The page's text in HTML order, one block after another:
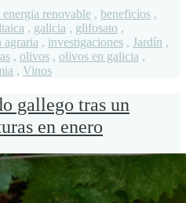
renovable , beneficios ,
, galicia , glifosato ,
agraria , investigaciones , Jardín ,
, olivos , olivos en galicia ,
, Vinos
gallego tras un
en enero